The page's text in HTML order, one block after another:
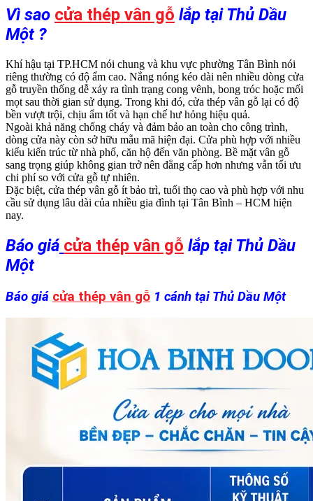
Vì sao cửa thép vân gỗ lắp tại Thủ Dầu
Một ?
Khí hậu tại TP.HCM nói chung và khu vực phường Tân Bình nói
riêng thường có độ ẩm cao. Nắng nóng kéo dài nên nhiều dòng cửa
gỗ truyền thống dễ xảy ra tình trạng cong vênh, bong tróc hoặc mối
mọt sau thời gian sử dụng. Trong khi đó, cửa thép vân gỗ lại có độ
bền vượt trội, chịu ẩm tốt và hạn chế hư hỏng hiệu quả.
Ngoài khả năng chống cháy và đảm bảo an toàn cho công trình,
dòng cửa này còn sở hữu mẫu mã hiện đại. Cửa phù hợp với nhiều
kiểu kiến trúc từ nhà phố, căn hộ đến văn phòng. Bề mặt vân gỗ
sang trọng giúp không gian trở nên đẳng cấp hơn nhưng vẫn tối ưu
chi phí so với cửa gỗ tự nhiên.
Đặc biệt, cửa thép vân gỗ ít bảo trì, tuổi thọ cao và phù hợp với nhu
cầu sử dụng lâu dài của nhiều gia đình tại Tân Bình – HCM hiện
nay.
Báo giá cửa thép vân gỗ lắp tại Thủ Dầu
Một
Báo giá cửa thép vân gỗ 1 cánh tại Thủ Dầu Một